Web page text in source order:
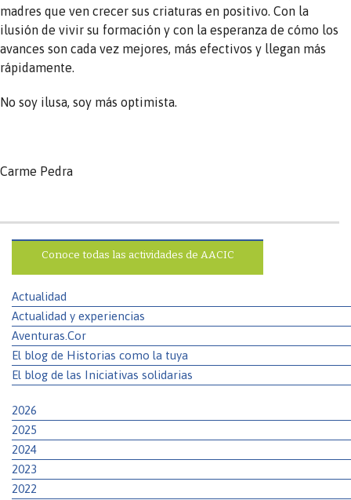
madres que ven crecer sus criaturas en positivo. Con la
ilusión de vivir su formación y con la esperanza de cómo los
avances son cada vez mejores, más efectivos y llegan más
rápidamente.
No soy ilusa, soy más optimista.
Carme Pedra
Conoce todas las actividades de AACIC
Actualidad
Actualidad y experiencias
Aventuras.Cor
El blog de Historias como la tuya
El blog de las Iniciativas solidarias
2026
2025
2024
2023
2022